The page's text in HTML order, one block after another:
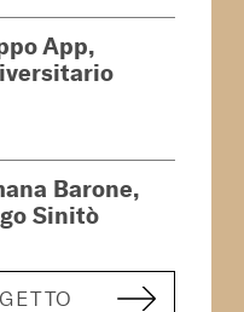
App,
Barone,
Sinitò